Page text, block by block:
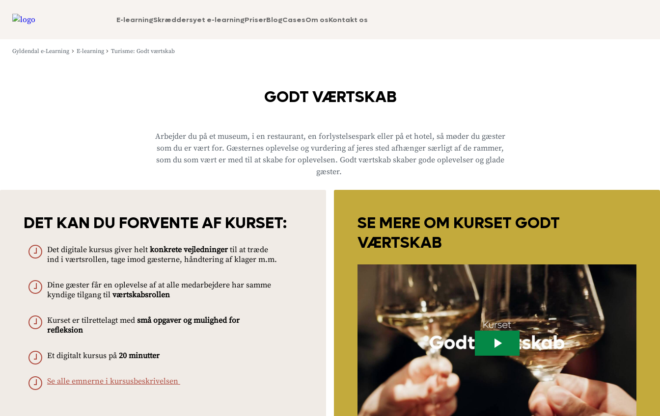
E-learningSkræddersyet e-learningPriserBlogCasesOm osKontakt os
Gyldendal e-Learning E-learning Turisme: Godt værtskab
GODT VÆRTSKAB
Arbejder du på et museum, i en restaurant, en forlystelsespark eller på et hotel, så møder du gæster
som du er vært for. Gæsternes oplevelse og vurdering af jeres sted afhænger særligt af de rammer,
som du som vært er med til at skabe for oplevelsen. Godt værtskab skaber gode oplevelser og glade
gæster.
DET KAN DU FORVENTE AF KURSET:
Det digitale kursus giver helt konkrete vejledningertil at træde
ind i værtsrollen, tage imod gæsterne, håndtering af klager m.m.
Dine gæster får en oplevelse af at alle medarbejdere har samme
kyndige tilgang til værtskabsrollen
Kurset er tilrettelagt med små opgaver og mulighed for
refleksion
Et digitalt kursus på 20 minutter
Se alle emnerne i kursusbeskrivelsen
SE MERE OM KURSET GODT
VÆRTSKAB